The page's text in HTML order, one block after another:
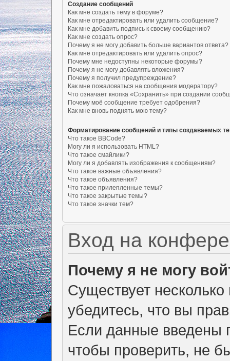
Создание сообщений
Как мне создать тему в форуме?
Как мне отредактировать или удалить сообщение?
Как мне добавить подпись к своему сообщению?
Как мне создать опрос?
Почему я не могу добавить больше вариантов ответа?
Как мне отредактировать или удалить опрос?
Почему мне недоступны некоторые форумы?
Почему я не могу добавлять вложения?
Почему я получил предупреждение?
Как мне пожаловаться на сообщения модератору?
Что означает кнопка «Сохранить» при создании
Почему моё сообщение требует одобрения?
Как мне вновь поднять мою тему?
Форматирование сообщений и типы создаваемых
Что такое BBCode?
Могу ли я использовать HTML?
Что такое смайлики?
Могу ли я добавлять изображения к сообщениям?
Что такое важные объявления?
Что такое объявления?
Что такое прилепленные темы?
Что такое закрытые темы?
Что такое значки тем?
Вход на
Почему я не могу
Существует
убедитесь, что вы
Если данные введены
чтобы проверить, не